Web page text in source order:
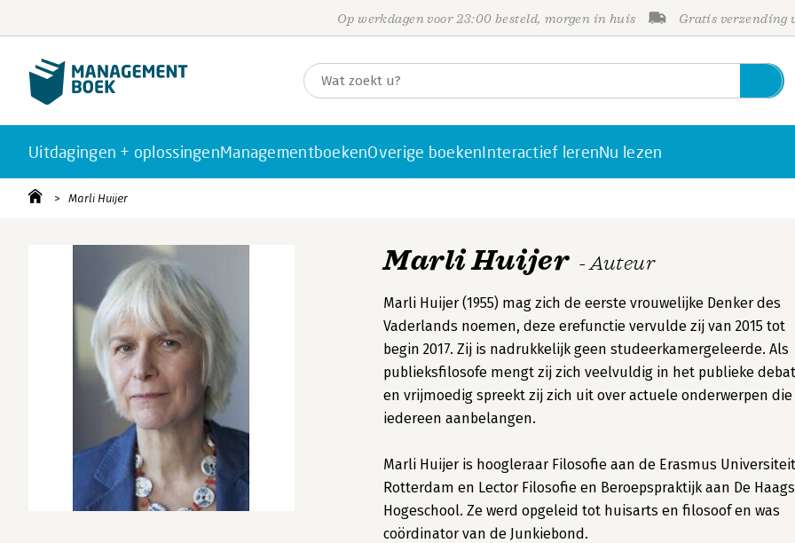
Op werkdagen voor 23:00 besteld, morgen in huis Gratis verzending
Uitdagingen + oplossingenManagementboekenOverige boekenInteractief lerenNu lezen
Marli Huijer
Marli Huijer - Auteur
Marli Huijer (1955) mag zich de eerste vrouwelijke Denker des
Vaderlands noemen, deze erefunctie vervulde zij van 2015 tot
begin 2017. Zij is nadrukkelijk geen studeerkamergeleerde. Als
publieksfilosofe mengt zij zich veelvuldig in het publieke debat
en vrijmoedig spreekt zij zich uit over actuele onderwerpen die
iedereen aanbelangen.
Marli Huijer is hoogleraar Filosofie aan de Erasmus Universiteit
Rotterdam en Lector Filosofie en Beroepspraktijk aan De
Hogeschool. Ze werd opgeleid tot huisarts en filosoof en was
coördinator van de Junkiebond.